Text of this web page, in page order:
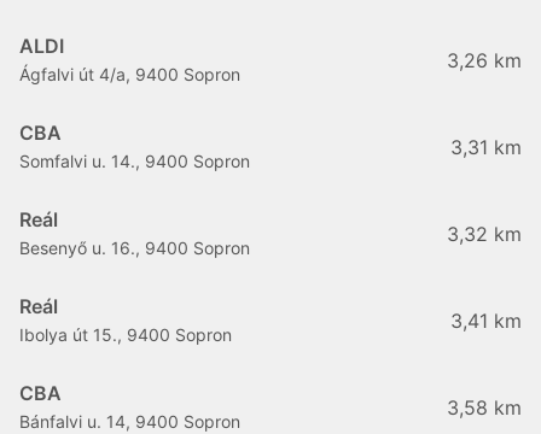
ALDI
Ágfalvi út 4/a, 9400 Sopron
3,26 km
CBA
Somfalvi u. 14., 9400 Sopron
3,31 km
Reál
Besenyő u. 16., 9400 Sopron
3,32 km
Reál
Ibolya út 15., 9400 Sopron
3,41 km
CBA
Bánfalvi u. 14, 9400 Sopron
3,58 km